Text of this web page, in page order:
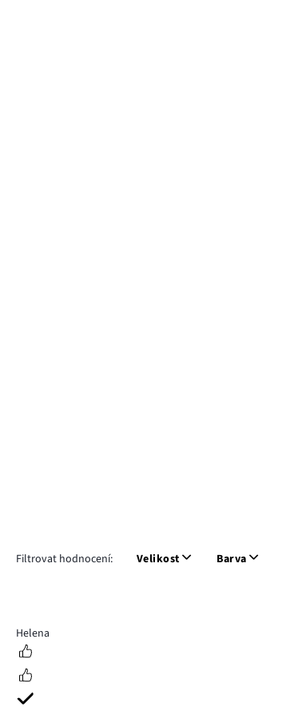
Filtrovat hodnocení: Velikost Barva
4
Helena